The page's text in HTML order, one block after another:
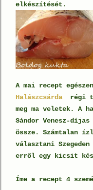
elkészítését.
A mai recept
Halászcsárda régi
meg ma veletek. A
Sándor Venesz-díjas
össze. Számtalan
választani
erről egy kicsit
Íme a recept 4